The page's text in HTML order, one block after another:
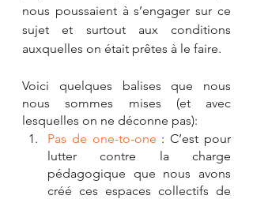
nous poussaient à s’engager sur ce
sujet et surtout aux conditions
auxquelles on était prêtes à le faire.
Voici quelques balises que nous
nous sommes mises (et avec
lesquelles on ne déconne pas):
Pas de one-to-one : C’est pour
lutter contre la charge
pédagogique que nous avons
créé ces espaces collectifs de